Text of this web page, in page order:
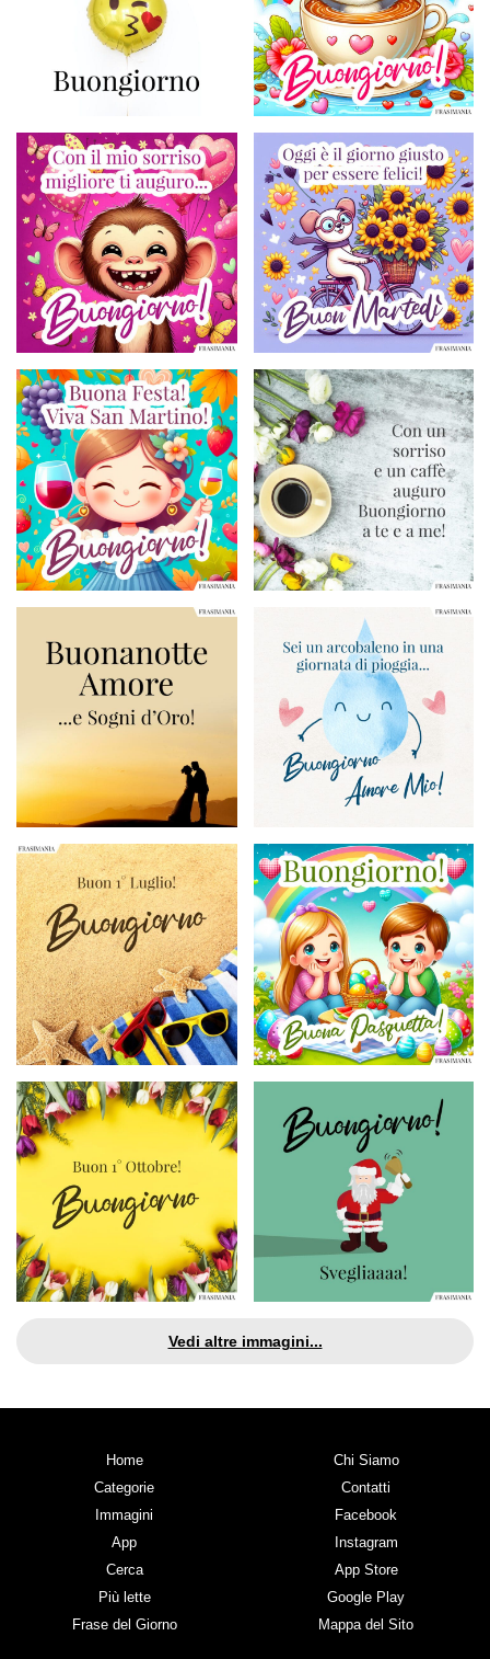
Vedi altre immagini...
Home
Categorie
Immagini
App
Cerca
Più lette
Frase del Giorno
Chi Siamo
Contatti
Facebook
Instagram
App Store
Google Play
Mappa del Sito